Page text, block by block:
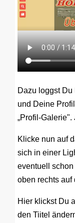
Dazu loggst
und Deine
„Profil-
Klicke nun auf
sich in einer
eventuell
oben rechts auf
Hier klickst Du
den Tiitel